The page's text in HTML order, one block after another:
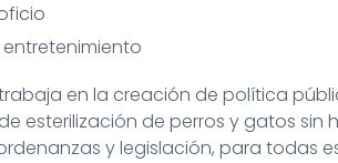
en la creación de política
esterilización de perros y gatos sin
y legislación, para todas